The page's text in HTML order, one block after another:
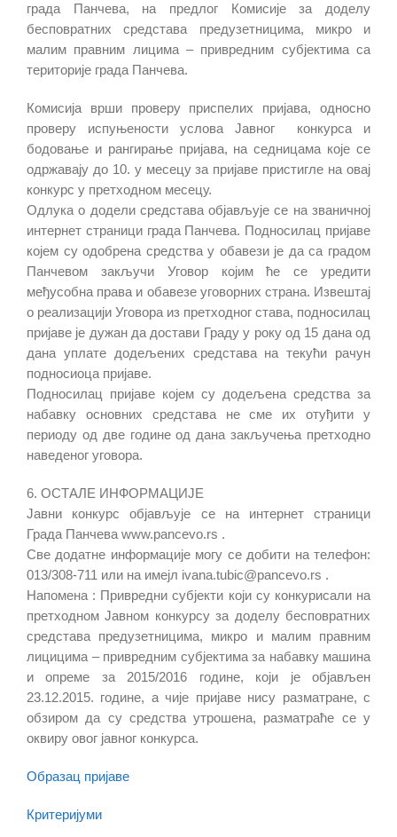
града Панчева, на предлог Комисије за доделу
бесповратних средстава предузетницима, микро и
малим правним лицима – привредним субјектима са
територије града Панчева.
Комисија врши проверу приспелих пријава, односно
проверу испуњености услова Јавног конкурса и
бодовање и рангирање пријава, на седницама које се
одржавају до 10. у месецу за пријаве пристигле на овај
конкурс у претходном месецу.
Одлука о додели средстава објављује се на званичној
интернет страници града Панчева. Подносилац пријаве
којем су одобрена средства у обавези је да са градом
Панчевом закључи Уговор којим ће се уредити
међусобна права и обавезе уговорних страна. Извештај
о реализацији Уговора из претходног става, подносилац
пријаве је дужан да достави Граду у року од 15 дана од
дана уплате додељених средстава на текући рачун
подносиоца пријаве.
Подносилац пријаве којем су додељена средства за
набавку основних средстава не сме их отуђити у
периоду од две године од дана закључења претходно
наведеног уговора.
6. ОСТАЛЕ ИНФОРМАЦИЈЕ
Јавни конкурс објављује се на интернет страници
Града Панчева www.pancevo.rs .
Све додатне информације могу се добити на телефон:
013/308-711 или на имејл ivana.tubic@pancevo.rs .
Напомена : Привредни субјекти који су конкурисали на
претходном Јавном конкурсу за доделу бесповратних
средстава предузетницима, микро и малим правним
лицицима – привредним субјектима за набавку машина
и опреме за 2015/2016 године, који је објављен
23.12.2015. године, а чије пријаве нису разматране, с
обзиром да су средства утрошена, разматраће се у
оквиру овог јавног конкурса.
Образац пријаве
Критеријуми